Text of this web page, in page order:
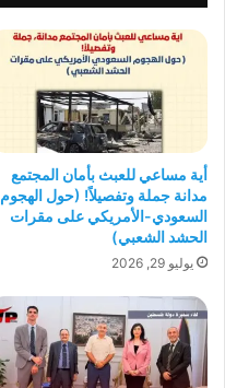
أية مساعي للعبث بأمان المجتمع
مدانة جملة وتفصيلاً! (حول الهجوم
السعودي-الأمريكي على مقرات
الحشد الشعبي)
يوليو 29, 2026